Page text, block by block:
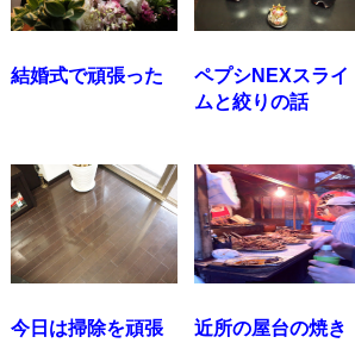
結婚式で頑張った
ペプシNEXスライ
ムと絞りの話
今日は掃除を頑張
近所の屋台の焼き